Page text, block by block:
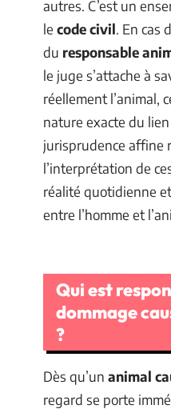
autres. C’est un
le code civil. En cas
du responsable
le juge s’attache à
réellement l’animal,
nature exacte du lien
jurisprudence affine
l’interprétation de
réalité quotidienne
entre l’homme et
Qui est
dommage
?
Dès qu’un animal
regard se porte